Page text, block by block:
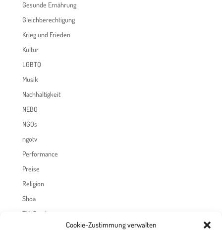
Cookie-Zustimmung verwalten
Gesunde Ernährung
Gleichberechtigung
Krieg und Frieden
Kultur
LGBTQ
Musik
Nachhaltigkeit
NEBO
NGOs
ngotv
Performance
Preise
Religion
Shoa
TV-Sendungen